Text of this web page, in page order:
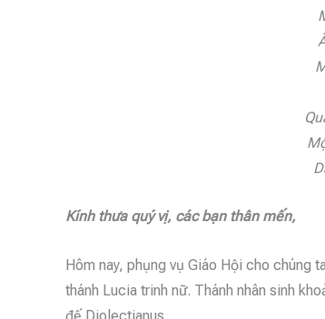
Kính thưa quý vị, các bạn thân mến,
Hôm nay, phụng vụ Giáo Hội cho chúng
thánh Lucia trinh nữ. Thánh nhân sinh